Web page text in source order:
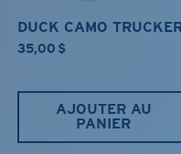
DUCK CAMO
35,00 $
AJOUTER AU
PANIER